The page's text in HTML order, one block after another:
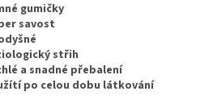
gumičky
savost
střih
a snadné přebalení
po celou dobu látkování